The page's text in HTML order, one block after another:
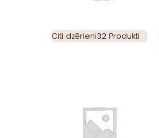
Citi dzērieni32 Produkti